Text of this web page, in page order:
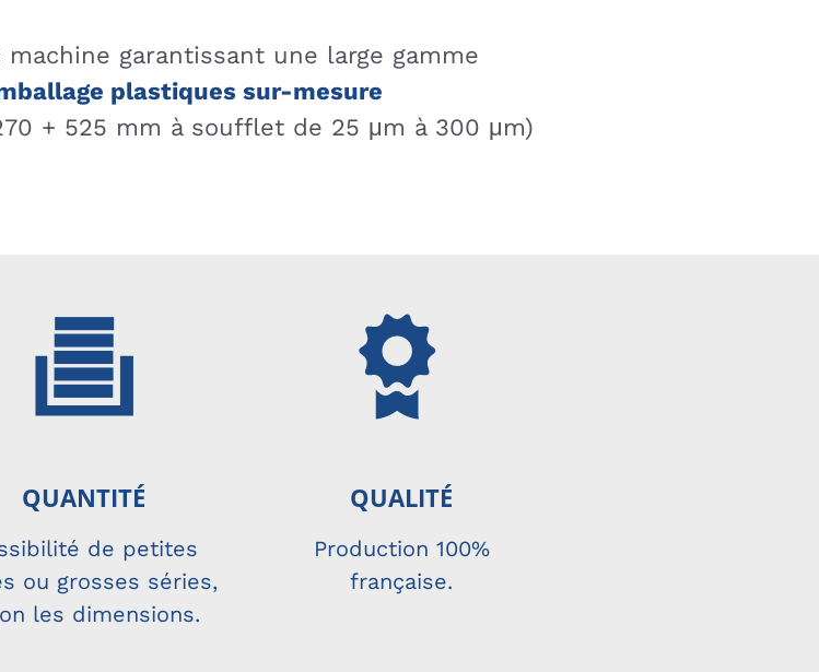
machine garantissant une large gamme
plastiques sur-mesure
+ 525 mm à soufflet de 25 μm à 300 μm)
QUANTITÉ
de petites
ou grosses séries,
les dimensions.
QUALITÉ
Production 100%
française.